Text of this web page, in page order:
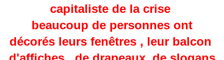
capitaliste de la crise
beaucoup de personnes ont
décorés leurs fenêtres , leur balcon